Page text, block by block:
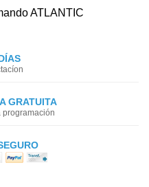
ATLANTIC
GRATUITA
programación